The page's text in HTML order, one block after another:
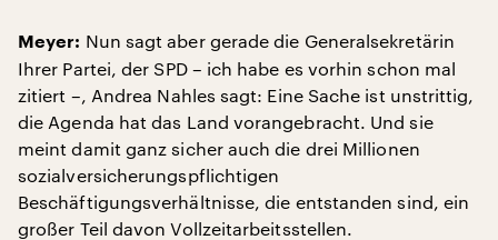
Meyer: Nun sagt aber gerade die Generalsekretärin
Ihrer Partei, der SPD – ich habe es vorhin schon mal
zitiert –, Andrea Nahles sagt: Eine Sache ist unstrittig,
die Agenda hat das Land vorangebracht. Und sie
meint damit ganz sicher auch die drei Millionen
sozialversicherungspflichtigen
Beschäftigungsverhältnisse, die entstanden sind, ein
großer Teil davon Vollzeitarbeitsstellen.